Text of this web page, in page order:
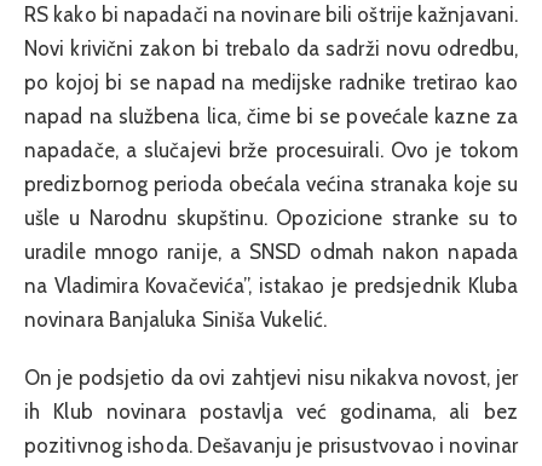
RS kako bi napadači na novinare bili oštrije kažnjavani.
Novi krivični zakon bi trebalo da sadrži novu odredbu,
po kojoj bi se napad na medijske radnike tretirao kao
napad na službena lica, čime bi se povećale kazne za
napadače, a slučajevi brže procesuirali. Ovo je tokom
predizbornog perioda obećala većina stranaka koje su
ušle u Narodnu skupštinu. Opozicione stranke su to
uradile mnogo ranije, a SNSD odmah nakon napada
na Vladimira Kovačevića”, istakao je predsjednik Kluba
novinara Banjaluka Siniša Vukelić.
On je podsjetio da ovi zahtjevi nisu nikakva novost, jer
ih Klub novinara postavlja već godinama, ali bez
pozitivnog ishoda. Dešavanju je prisustvovao i novinar